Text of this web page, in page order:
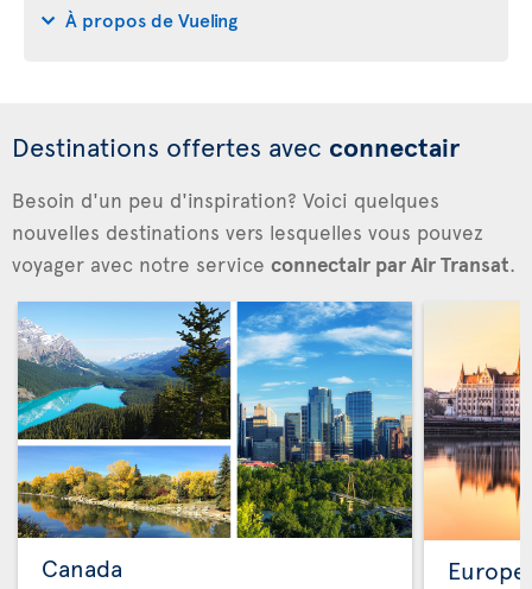
À propos de Vueling
Destinations offertes avec connectair
Besoin d'un peu d'inspiration? Voici quelques
nouvelles destinations vers lesquelles vous pouvez
voyager avec notre service connectair par Air Transat.
Canada Europe